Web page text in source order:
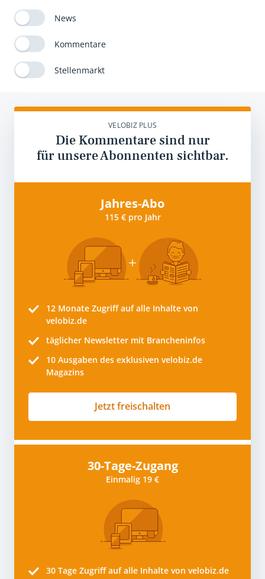
News
Kommentare
Stellenmarkt
VELOBIZ PLUS
Die Kommentare sind nur
für unsere Abonnenten sichtbar.
Jahres-Abo
115 € pro Jahr
12 Monate Zugriff auf alle Inhalte von
velobiz.de
täglicher Newsletter mit Brancheninfos
10 Ausgaben des exklusiven velobiz.de
Magazins
Jetzt freischalten
30-Tage-Zugang
Einmalig 19 €
30 Tage Zugriff auf alle Inhalte von velobiz.de